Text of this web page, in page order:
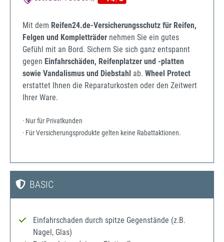
Mit dem Reifen24.de-Versicherungsschutz für Reifen,
Felgen und Kompletträder nehmen Sie ein gutes
Gefühl mit an Bord. Sichern Sie sich ganz entspannt
gegen Einfahrschäden, Reifenplatzer und -platten
sowie Vandalismus und Diebstahl ab. Wheel Protect
erstattet Ihnen die Reparaturkosten oder den Zeitwert
Ihrer Ware.
· Nur für Privatkunden
· Für Versicherungsprodukte gelten keine Rabattaktionen.
BASIC
Einfahrschaden durch spitze Gegenstände (z.B.
Nagel, Glas)